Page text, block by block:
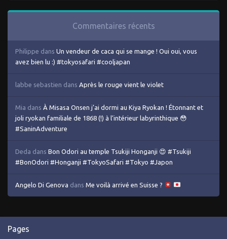
Commentaires récents
Philippe dans Un vendeur de caca qui se mange ! Oui oui, vous
avez bien lu :) #tokyosafari #cooljapan
labbe sebastien dans Après le rouge vient le violet
Mia dans À Misasa Onsen j’ai dormi au Kiya Ryokan ! Étonnant et
joli ryokan familiale de 1868 (!) à l’intérieur labyrinthique 😳
#SaninAdventure
Deda dans Bon Odori au temple Tsukiji Honganji 😍 #Tsukiji
#BonOdori #Honganji #TokyoSafari #Tokyo #Japon
Angelo Di Genova dans Me voilà arrivé en Suisse ?
Pages